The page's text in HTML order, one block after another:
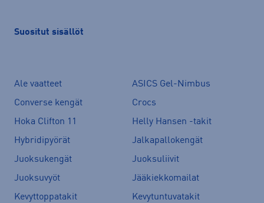
Suositut sisällöt
Ale vaatteet
ASICS Gel-Nimbus
Converse kengät
Crocs
Hoka Clifton 11
Helly Hansen -takit
Hybridipyörät
Jalkapallokengät
Juoksukengät
Juoksuliivit
Juoksuvyöt
Jääkiekkomailat
Kevyttoppatakit
Kevytuntuvatakit